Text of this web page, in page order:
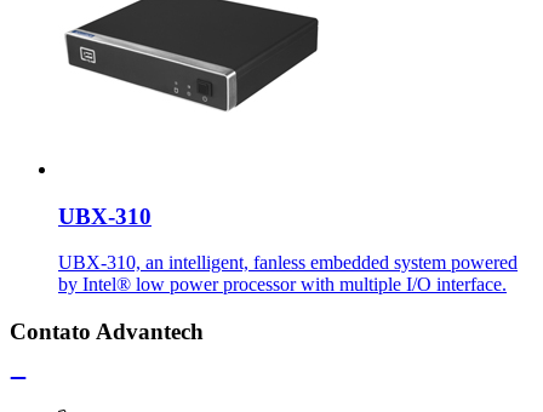
UBX-310
UBX-310, an intelligent, fanless embedded system powered
by Intel® low power processor with multiple I/O interface.
Contato Advantech